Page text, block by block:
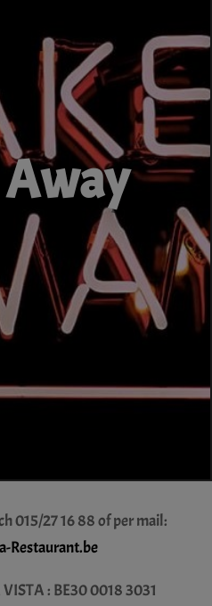
015/27 16 88 of per mail:
Restaurant.be
: BE30 0018 3031